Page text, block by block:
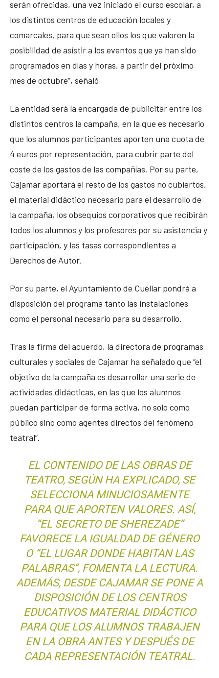
serán ofrecidas, una vez iniciado el curso escolar, a
los distintos centros de educación locales y
comarcales, para que sean ellos los que valoren la
posibilidad de asistir a los eventos que ya han sido
programados en días y horas, a partir del próximo
mes de octubre”, señaló
La entidad será la encargada de publicitar entre los
distintos centros la campaña, en la que es necesario
que los alumnos participantes aporten una cuota de
4 euros por representación, para cubrir parte del
coste de los gastos de las compañías. Por su parte,
Cajamar aportará el resto de los gastos no cubiertos,
el material didáctico necesario para el desarrollo de
la campaña, los obsequios corporativos que recibirán
todos los alumnos y los profesores por su asistencia y
participación, y las tasas correspondientes a
Derechos de Autor.
Por su parte, el Ayuntamiento de Cuéllar pondrá a
disposición del programa tanto las instalaciones
como el personal necesario para su desarrollo.
Tras la firma del acuerdo, la directora de programas
culturales y sociales de Cajamar ha señalado que “el
objetivo de la campaña es desarrollar una serie de
actividades didácticas, en las que los alumnos
puedan participar de forma activa, no solo como
público sino como agentes directos del fenómeno
teatral”.
EL CONTENIDO DE LAS OBRAS DE
TEATRO, SEGÚN HA EXPLICADO, SE
SELECCIONA MINUCIOSAMENTE
PARA QUE APORTEN VALORES. ASÍ,
“EL SECRETO DE SHEREZADE”
FAVORECE LA IGUALDAD DE GÉNERO
O “EL LUGAR DONDE HABITAN LAS
PALABRAS”, FOMENTA LA LECTURA.
ADEMÁS, DESDE CAJAMAR SE PONE A
DISPOSICIÓN DE LOS CENTROS
EDUCATIVOS MATERIAL DIDÁCTICO
PARA QUE LOS ALUMNOS TRABAJEN
EN LA OBRA ANTES Y DESPUÉS DE
CADA REPRESENTACIÓN TEATRAL.